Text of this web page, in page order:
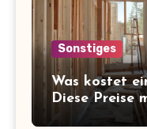
Sonstiges
Was kostet
Diese Preise